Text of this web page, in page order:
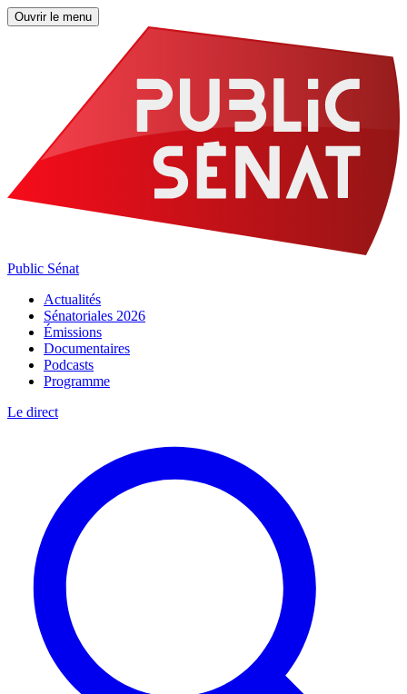
Ouvrir le menu
Public Sénat
Actualités
Sénatoriales 2026
Émissions
Documentaires
Podcasts
Programme
Le direct